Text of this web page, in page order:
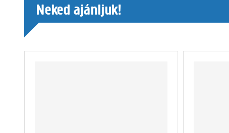
Neked ajánljuk!